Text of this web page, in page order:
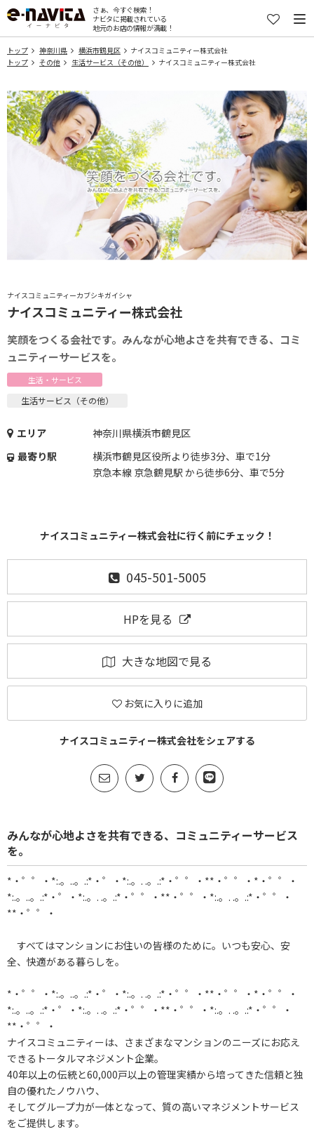
さぁ、今すぐ検索！
ナビタに掲載されている
地元のお店の情報が満載！
トップ 神奈川県 横浜市鶴見区
ナイスコミュニティー株式会社
トップ
その他 生活サービス（その他） ナイスコミュニティー株式会社
ナイスコミュニティーカブシキガイシャ
ナイスコミュニティー株式会社
笑顔をつくる会社です。みんなが心地よさを共有できる、コミ
ュニティーサービスを。
生活・サービス
生活サービス（その他）
エリア
神奈川県横浜市鶴見区
最寄り駅
横浜市鶴見区役所より徒歩3分、車で1分
京急本線 京急鶴見駅 から徒歩6分、車で5分
ナイスコミュニティー株式会社に行く前にチェック！
045-501-5005
HPを見る
大きな地図で見る
お気に入りに追加
ナイスコミュニティー株式会社をシェアする
みんなが心地よさを共有できる、コミュニティーサービス
を。
*・゜゜・*:.。..。.:*・゜・*:.。. .。.:*・゜゜・**・゜゜・*・゜゜・
*:.。..。.:*・゜・*:.。. .。.:*・゜゜・**・゜゜・*:.。. .。.:*・゜゜・
**・゜゜・
すべてはマンションにお住いの皆様のために。いつも安心、安
全、快適がある暮らしを。
*・゜゜・*:.。..。.:*・゜・*:.。. .。.:*・゜゜・**・゜゜・*・゜゜・
*:.。..。.:*・゜・*:.。. .。.:*・゜゜・**・゜゜・*:.。. .。.:*・゜゜・
**・゜゜・
ナイスコミュニティーは、さまざまなマンションのニーズにお応え
できるトータルマネジメント企業。
40年以上の伝統と60,000戸以上の管理実績から培ってきた信頼と独
自の優れたノウハウ、
そしてグループ力が一体となって、質の高いマネジメントサービス
をご提供します。